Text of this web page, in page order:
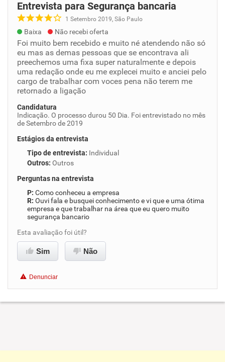
Entrevista para Segurança bancaria
1 Setembro 2019, São Paulo
Baixa Não recebi oferta
Foi muito bem recebido e muito né atendendo não só
eu mas as demas pessoas que se encontrava ali
preechemos uma fixa super naturalmente e depois
uma redação onde eu me explecei muito e anciei pelo
cargo de trabalhar com voces pena não terem me
retornado a ligação
Candidatura
Indicação. O processo durou 50 Dia. Foi entrevistado no mês
de Setembro de 2019
Estágios da entrevista
Tipo de entrevista: Individual
Outros: Outros
Perguntas na entrevista
Como conheceu a empresa
Ouvi fala e busquei conhecimento e vi que e uma ótima
empresa e que trabalhar na área que eu quero muito
segurança bancario
Esta avaliação foi útil?
Sim Não
Denunciar